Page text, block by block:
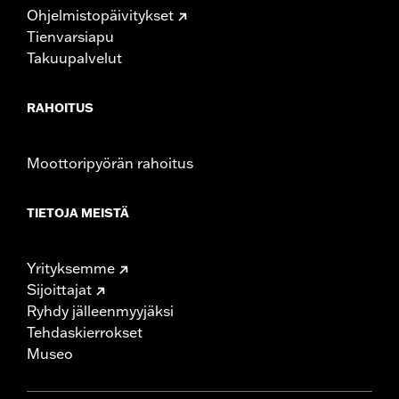
Ohjelmistopäivitykset
Tienvarsiapu
Takuupalvelut
RAHOITUS
Moottoripyörän rahoitus
TIETOJA MEISTÄ
Yrityksemme
Sijoittajat
Ryhdy jälleenmyyjäksi
Tehdaskierrokset
Museo